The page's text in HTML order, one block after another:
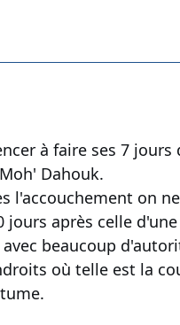
à faire ses 7 jours
Dahouk.
l'accouchement on
après celle
beaucoup
où telle est la